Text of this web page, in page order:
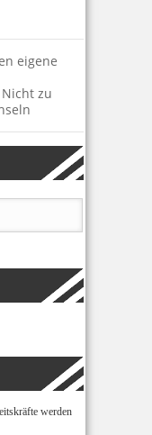
eigene
zu
werden